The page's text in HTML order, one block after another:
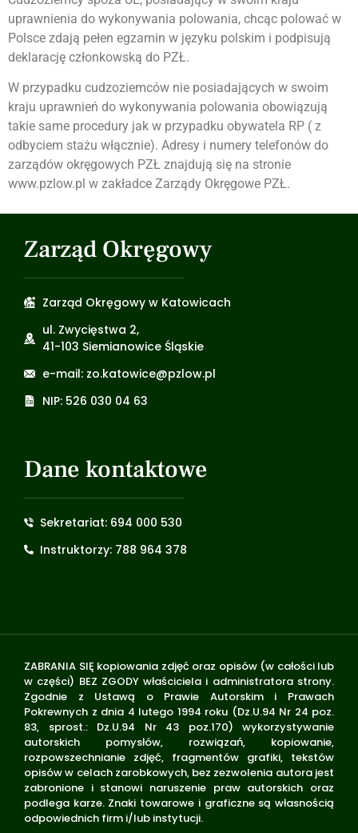
uprawnienia do wykonywania polowania, chcąc polować w
Polsce zdają pełen egzamin w języku polskim i podpisują
deklarację członkowską do PZŁ.
W przypadku cudzoziemców nie posiadających w swoim
kraju uprawnień do wykonywania polowania obowiązują
takie same procedury jak w przypadku obywatela RP ( z
odbyciem stażu włącznie). Adresy i numery telefonów do
zarządów okręgowych PZŁ znajdują się na stronie
www.pzlow.pl w zakładce Zarządy Okręgowe PZŁ.
Zarząd Okręgowy
Zarząd Okręgowy w Katowicach
ul. Zwycięstwa 2,
41-103 Siemianowice Śląskie
e-mail: zo.katowice@pzlow.pl
NIP: 526 030 04 63
Dane kontaktowe
Sekretariat: 694 000 530
Instruktorzy: 788 964 378
ZABRANIA SIĘ kopiowania zdjęć oraz opisów (w całości lub
w części) BEZ ZGODY właściciela i administratora strony.
Zgodnie z Ustawą o Prawie Autorskim i Prawach
Pokrewnych z dnia 4 lutego 1994 roku (Dz.U.94 Nr 24 poz.
83, sprost.: Dz.U.94 Nr 43 poz.170) wykorzystywanie
autorskich pomysłów, rozwiązań, kopiowanie,
rozpowszechnianie zdjęć, fragmentów grafiki, tekstów
opisów w celach zarobkowych, bez zezwolenia autora jest
zabronione i stanowi naruszenie praw autorskich oraz
podlega karze. Znaki towarowe i graficzne są własnością
odpowiednich firm i/lub instytucji.